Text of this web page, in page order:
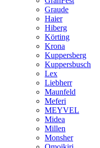
Graude
Haier
Hiberg
Körting
Krona
Kuppersberg
Kuppersbusch
Lex
Liebherr
Maunfeld
Meferi
MEYVEL
Midea
Millen
Monsher